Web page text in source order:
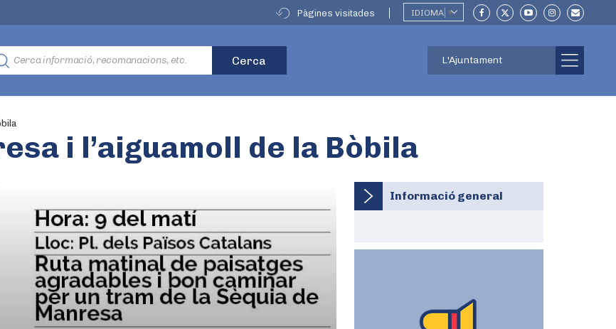
Pàgines visitades IDIOMA ▼
L'Ajuntament
i l’aiguamoll de la Bòbila
Informació general